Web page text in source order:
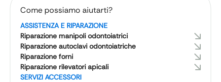
Come possiamo aiutarti?
ASSISTENZA E RIPARAZIONE
Riparazione manipoli odontoiatrici
Riparazione autoclavi odontoiatriche
Riparazione forni
Riparazione rilevatori apicali
SERVIZI ACCESSORI